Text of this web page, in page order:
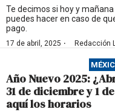
Te decimos si hoy y
puedes hacer en caso de
pago.
17 de abril, 2025 · Redacción
Año Nuevo 2025:
31 de diciembre y 1
aquí los horarios